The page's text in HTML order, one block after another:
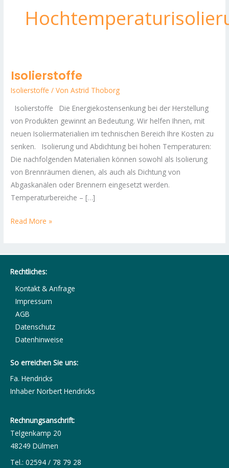
Isolierstoffe
Isolierstoffe / VonAstrid Thoborg
Isolierstoffe Die Energiekostensenkung bei der Herstellung
von Produkten gewinnt an Bedeutung. Wir helfen Ihnen, mit
neuen Isoliermaterialien im technischen Bereich Ihre Kosten zu
senken. Isolierung und Abdichtung bei hohen Temperaturen:
Die nachfolgenden Materialien können sowohl als Isolierung
von Brennräumen dienen, als auch als Dichtung von
Abgaskanälen oder Brennern eingesetzt werden.
Temperaturbereiche – […]
Isolierstoffe
Read More »
Rechtliches:
Kontakt & Anfrage
Impressum
AGB
Datenschutz
Datenhinweise
So erreichen Sie uns:
Fa. Hendricks
Inhaber Norbert Hendricks
Rechnungsanschrift:
Telgenkamp 20
48249 Dülmen
Tel.: 02594 / 78 79 28